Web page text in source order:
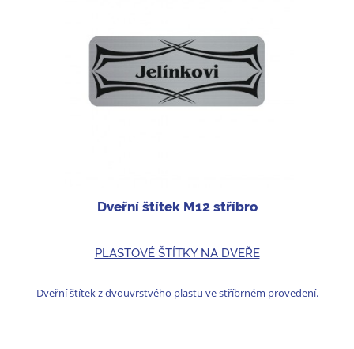
Dveřní štítek M12 stříbro
PLASTOVÉ ŠTÍTKY NA DVEŘE
Dveřní štítek z dvouvrstvého plastu ve stříbrném provedení.